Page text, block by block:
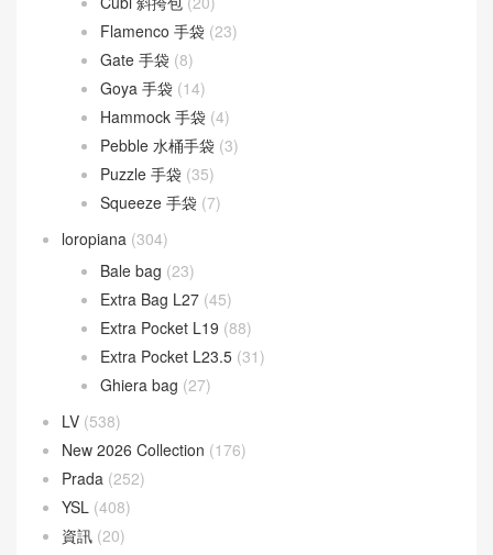
Flamenco 手袋 (23)
Gate 手袋 (8)
Goya 手袋 (14)
Hammock 手袋 (4)
Pebble 水桶手袋 (3)
Puzzle 手袋 (35)
Squeeze 手袋 (7)
loropiana (304)
Bale bag (23)
Extra Bag L27 (45)
Extra Pocket L19 (88)
Extra Pocket L23.5 (31)
Ghiera bag (27)
LV (538)
New 2026 Collection (176)
Prada (252)
YSL (408)
資訊 (20)